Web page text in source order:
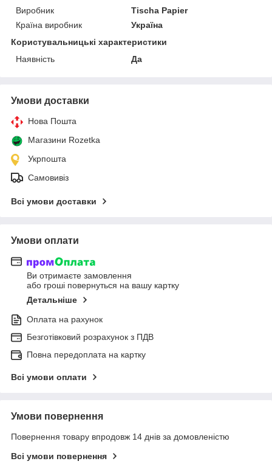
Виробник
Tischa Papier
Країна виробник
Україна
Користувальницькі характеристики
Наявність
Да
Умови доставки
Нова Пошта
Магазини Rozetka
Укрпошта
Самовивіз
Всі умови доставки
Умови оплати
Ви отримаєте замовлення
або гроші повернуться на вашу картку
Детальніше
Оплата на рахунок
Безготівковий розрахунок з ПДВ
Повна передоплата на картку
Всі умови оплати
Умови повернення
Повернення товару впродовж 14 днів за домовленістю
Всі умови повернення